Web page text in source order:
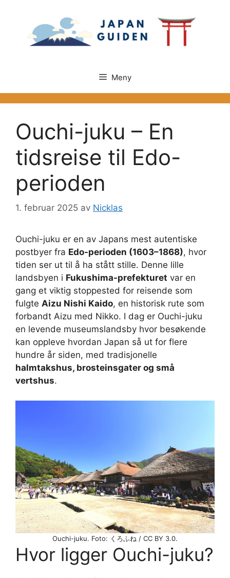
Meny
Ouchi-juku – En
tidsreise til Edo-
perioden
1. februar 2025 av Nicklas
Ouchi-juku er en av Japans mest autentiske
postbyer fra Edo-perioden (1603–1868), hvor
tiden ser ut til å ha stått stille. Denne lille
landsbyen i Fukushima-prefekturet var en
gang et viktig stoppested for reisende som
fulgte Aizu Nishi Kaido, en historisk rute som
forbandt Aizu med Nikko. I dag er Ouchi-juku
en levende museumslandsby hvor besøkende
kan oppleve hvordan Japan så ut for flere
hundre år siden, med tradisjonelle
halmtakshus, brosteinsgater og små
vertshus.
Ouchi-juku. Foto: くろふね / CC BY 3.0.
Hvor ligger Ouchi-juku?